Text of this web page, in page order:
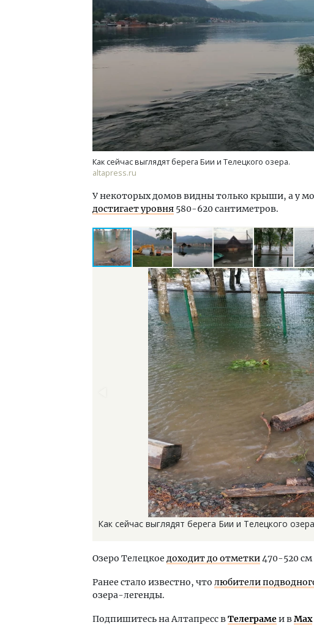
Как сейчас выглядят берега Бии и Телецкого озера.
altapress.ru
У некоторых домов видны только крыши, а у
достигает уровня 580-620 сантиметров.
Как сейчас выглядят берега Бии и Телецкого
Озеро Телецкое доходит до отметки470-520 см
Ранее стало известно, что любители
озера-легенды.
Подпишитесь на Алтапресс вТелеграмеи вMax